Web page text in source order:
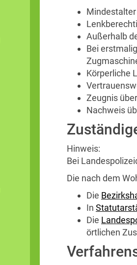
Außerhalb
Bei
Körperliche
Zeugnis
Nachweis
Hinweis:
Bei
Die nach dem
Die
In
Die
örtlichen